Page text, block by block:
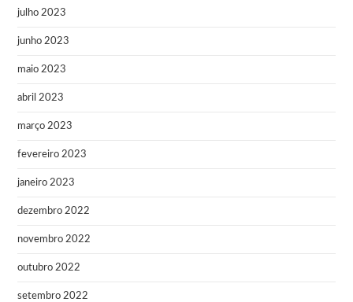
julho 2023
junho 2023
maio 2023
abril 2023
março 2023
fevereiro 2023
janeiro 2023
dezembro 2022
novembro 2022
outubro 2022
setembro 2022